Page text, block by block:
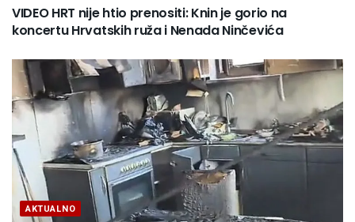
VIDEO HRT nije htio prenositi: Knin je gorio na
koncertu Hrvatskih ruža i Nenada Ninčevića
AKTUALNO